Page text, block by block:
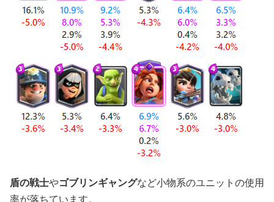
盾の戦士やゴブリンギャングなど小物系のユニットの使用
率が落ちています。